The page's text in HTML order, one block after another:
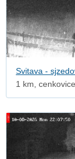
Svitava -
1 km,